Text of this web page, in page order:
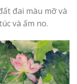
đai màu mỡ và
và ấm no.